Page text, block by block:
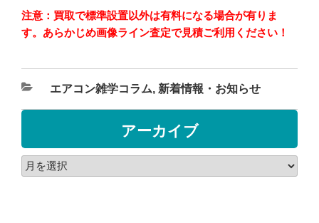
注意：買取で標準設置以外は有料になる場合が有りま
す。あらかじめ画像ライン査定で見積ご利用ください！
エアコン雑学コラム, 新着情報・お知らせ
アーカイブ